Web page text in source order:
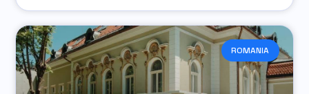
ROMANIA